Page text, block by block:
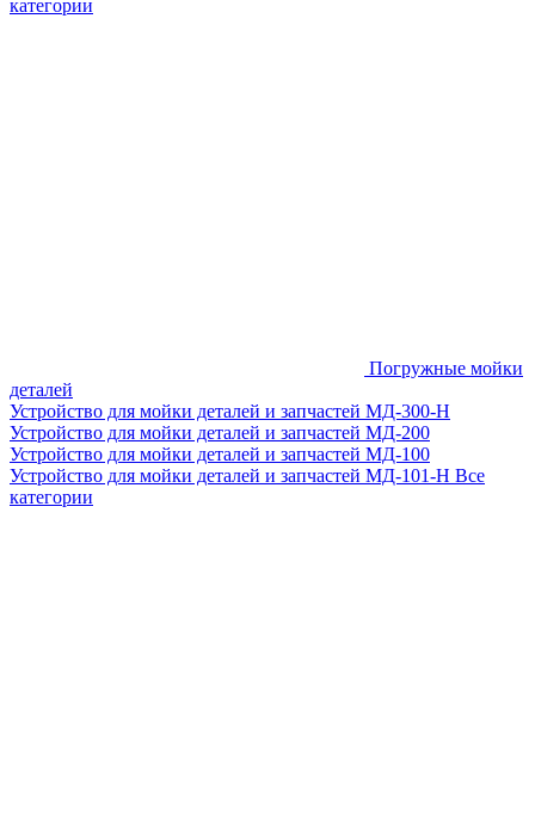
категории
Погружные мойки
деталей
Устройство для мойки деталей и запчастей МД-300-H
Устройство для мойки деталей и запчастей МД-200
Устройство для мойки деталей и запчастей МД-100
Устройство для мойки деталей и запчастей МД-101-Н Все
категории